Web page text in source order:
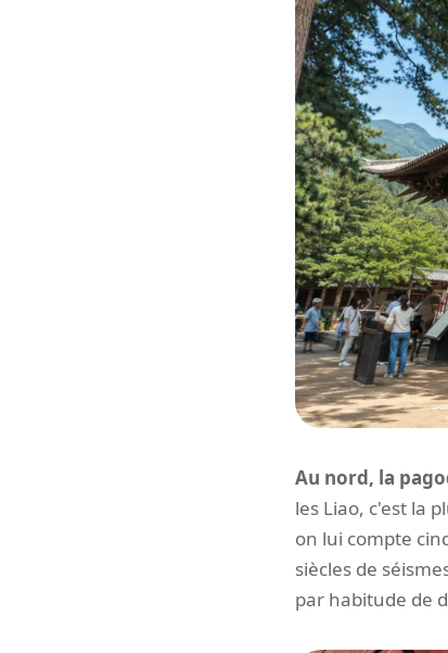
Au nord, la
les Liao, c'est la
on lui compte
siècles de
par habitude de